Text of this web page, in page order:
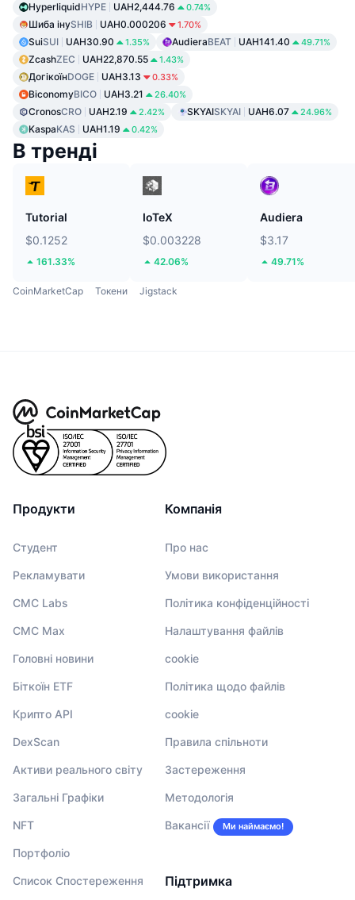
HyperliquidHYPE UAH2,444.76 0.74%
Шиба інуSHIB UAH0.000206 1.70%
SuiSUI UAH30.90 1.35% AudieraBEAT UAH141.40 49.71%
ZcashZEC UAH22,870.55 1.43%
ДогікоїнDOGE UAH3.13 0.33%
BiconomyBICO UAH3.21 26.40%
CronosCRO UAH2.19 2.42% SKYAISKYAI UAH6.07 24.96%
KaspaKAS UAH1.19 0.42%
В тренді
Tutorial
$0.1252
161.33%
IoTeX
$0.003228
42.06%
Audiera
$3.17
49.71%
CoinMarketCap Токени Jigstack
Продукти
Студент
Рекламувати
CMC Labs
CMC Max
Головні новини
Біткоїн ETF
Крипто API
DexScan
Активи реального світу
Загальні Графіки
NFT
Портфоліо
Список Спостереження
Компанія
Про нас
Умови використання
Політика конфіденційності
Налаштування файлів
cookie
Політика щодо файлів
cookie
Правила спільноти
Застереження
Методологія
Вакансії Ми наймаємо!
Підтримка